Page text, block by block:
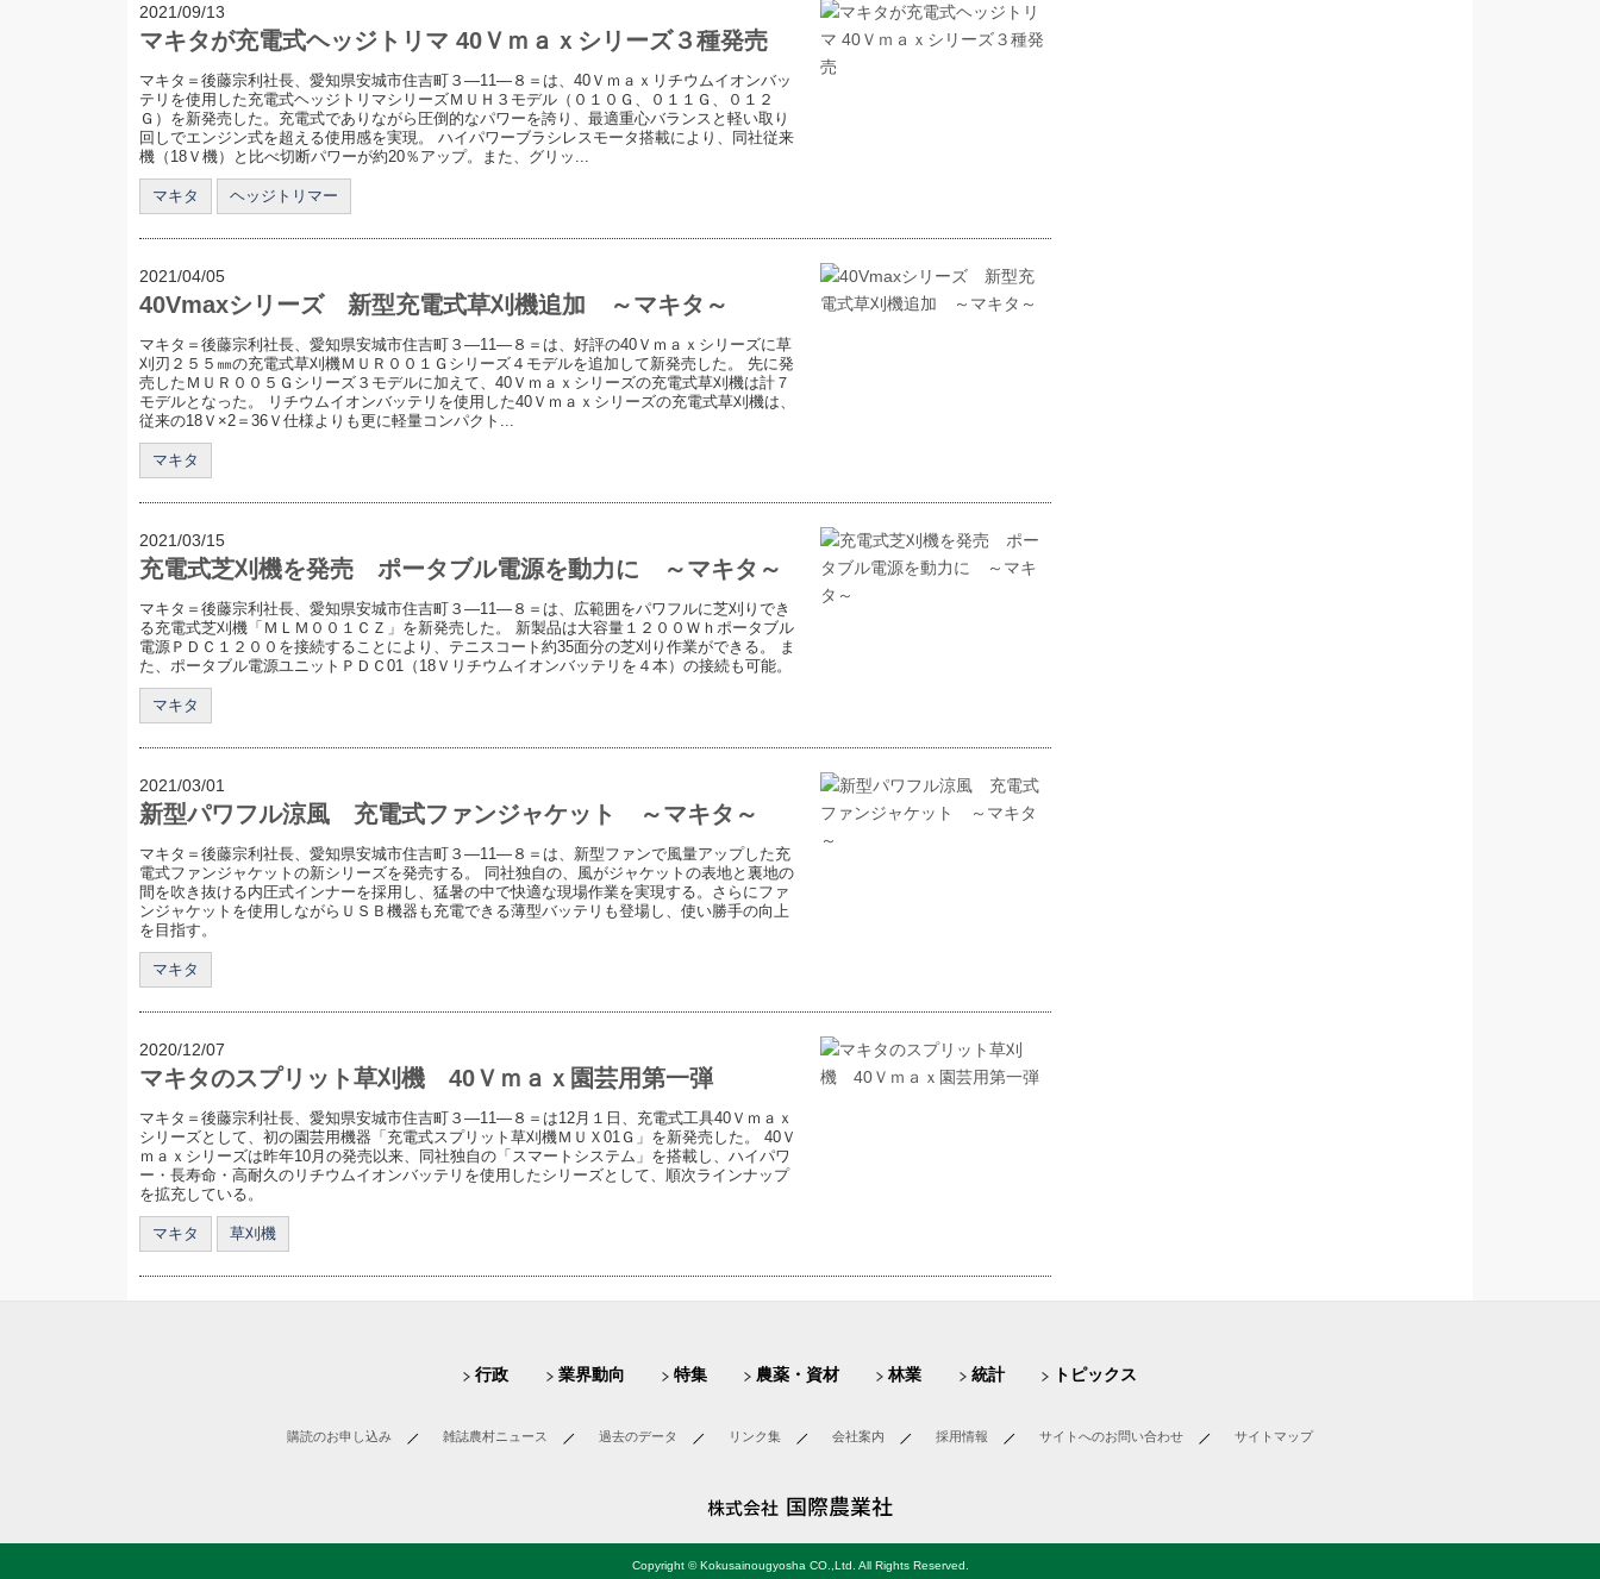
2021/09/13
マキタが充電式ヘッジトリマ 40Ｖｍａｘシリーズ３種発売
マキタ＝後藤宗利社長、愛知県安城市住吉町３―11―８＝は、40Ｖｍａｘリチウムイオンバッ
テリを使用した充電式ヘッジトリマシリーズＭＵＨ３モデル（０１０Ｇ、０１１Ｇ、０１２
Ｇ）を新発売した。充電式でありながら圧倒的なパワーを誇り、最適重心バランスと軽い取り
回しでエンジン式を超える使用感を実現。 ハイパワーブラシレスモータ搭載により、同社従来
機（18Ｖ機）と比べ切断パワーが約20％アップ。また、グリッ...
マキタ ヘッジトリマー
2021/04/05
40Vmaxシリーズ 新型充電式草刈機追加 ～マキタ～
マキタ＝後藤宗利社長、愛知県安城市住吉町３―11―８＝は、好評の40Ｖｍａｘシリーズに草
刈刃２５５㎜の充電式草刈機ＭＵＲ００１Ｇシリーズ４モデルを追加して新発売した。 先に発
売したＭＵＲ００５Ｇシリーズ３モデルに加えて、40Ｖｍａｘシリーズの充電式草刈機は計７
モデルとなった。 リチウムイオンバッテリを使用した40Ｖｍａｘシリーズの充電式草刈機は、
従来の18Ｖ×2＝36Ｖ仕様よりも更に軽量コンパクト...
マキタ
2021/03/15
充電式芝刈機を発売 ポータブル電源を動力に ～マキタ～
マキタ＝後藤宗利社長、愛知県安城市住吉町３―11―８＝は、広範囲をパワフルに芝刈りでき
る充電式芝刈機「ＭＬＭ００１ＣＺ」を新発売した。 新製品は大容量１２００Ｗｈポータブル
電源ＰＤＣ１２００を接続することにより、テニスコート約35面分の芝刈り作業ができる。 ま
た、ポータブル電源ユニットＰＤＣ01（18Ｖリチウムイオンバッテリを４本）の接続も可能。
マキタ
2021/03/01
新型パワフル涼風 充電式ファンジャケット ～マキタ～
マキタ＝後藤宗利社長、愛知県安城市住吉町３―11―８＝は、新型ファンで風量アップした充
電式ファンジャケットの新シリーズを発売する。 同社独自の、風がジャケットの表地と裏地の
間を吹き抜ける内圧式インナーを採用し、猛暑の中で快適な現場作業を実現する。さらにファ
ンジャケットを使用しながらＵＳＢ機器も充電できる薄型バッテリも登場し、使い勝手の向上
を目指す。
マキタ
2020/12/07
マキタのスプリット草刈機 40Ｖｍａｘ園芸用第一弾
マキタ＝後藤宗利社長、愛知県安城市住吉町３―11―８＝は12月１日、充電式工具40Ｖｍａｘ
シリーズとして、初の園芸用機器「充電式スプリット草刈機ＭＵＸ01Ｇ」を新発売した。 40Ｖ
ｍａｘシリーズは昨年10月の発売以来、同社独自の「スマートシステム」を搭載し、ハイパワ
ー・長寿命・高耐久のリチウムイオンバッテリを使用したシリーズとして、順次ラインナップ
を拡充している。
マキタ 草刈機
行政 業界動向 特集 農薬・資材 林業 統計 トピックス
購読のお申し込み 雑誌農村ニュース 過去のデータ リンク集 会社案内 採用情報 サイトへのお問い合わせ サイトマップ
Copyright © Kokusainougyosha CO.,Ltd. All Rights Reserved.